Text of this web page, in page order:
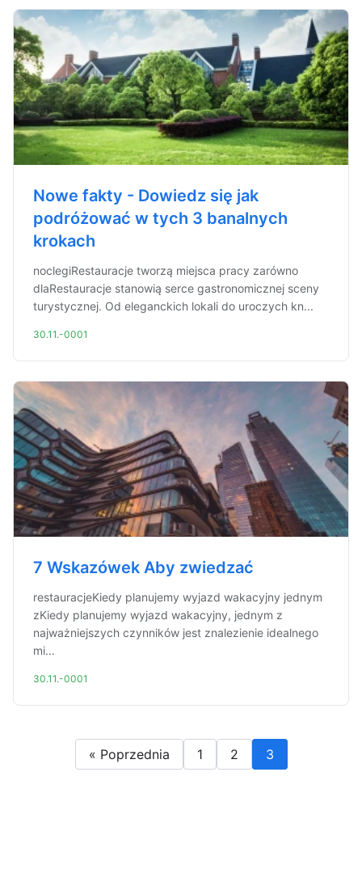
Nowe fakty - Dowiedz się jak
podróżować w tych 3 banalnych
krokach
noclegiRestauracje tworzą miejsca pracy zarówno
dlaRestauracje stanowią serce gastronomicznej sceny
turystycznej. Od eleganckich lokali do uroczych kn...
30.11.-0001
7 Wskazówek Aby zwiedzać
restauracjeKiedy planujemy wyjazd wakacyjny jednym
zKiedy planujemy wyjazd wakacyjny, jednym z
najważniejszych czynników jest znalezienie idealnego
mi...
30.11.-0001
« Poprzednia 1 2 3